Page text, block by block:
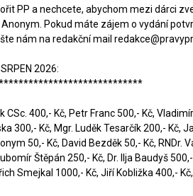
PP a nechcete, abychom mezi dárci
Pokud máte zájem o vydání
nám na redakční mail
2026:
CSc. 400,- Kč, Petr Franc 500,- Kč,
300,- Kč, Mgr. Luděk Tesarčík 200,- Kč,
50,- Kč, David Bezděk 50,- Kč, RNDr.
Štěpán 250,- Kč, Dr. Ilja Baudyš
Smejkal 1000,- Kč, Jiří Kobližka 400,-